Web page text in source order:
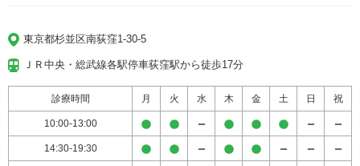
東京都杉並区南荻窪1-30-5
ＪＲ中央・総武線各駅停車荻窪駅から徒歩17分
診療時間 月 火 水 木 金 土 日 祝
10:00-13:00
14:30-19:30